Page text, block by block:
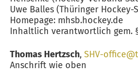
Uwe Balles (Thüringer Hockey-
Homepage: mhsb.hockey.de
Inhaltlich verantwortlich gem. §
Thomas Hertzsch, SHV-
Anschrift wie oben